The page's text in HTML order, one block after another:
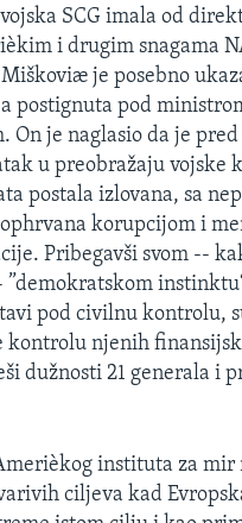
SCG imala od
i drugim snagama
je posebno
postignuta pod
On je naglasio da je
u preobražaju vojske
postala izlovana, sa
korupcijom i
Pribegavši svom --
pod civilnu kontrolu,
kontrolu njenih
dužnosti 21 generala i
instituta za mir
ciljeva kad